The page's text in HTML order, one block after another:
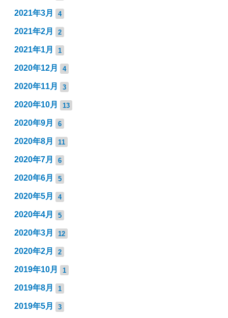
2021年3月 4
2021年2月 2
2021年1月 1
2020年12月 4
2020年11月 3
2020年10月 13
2020年9月 6
2020年8月 11
2020年7月 6
2020年6月 5
2020年5月 4
2020年4月 5
2020年3月 12
2020年2月 2
2019年10月 1
2019年8月 1
2019年5月 3